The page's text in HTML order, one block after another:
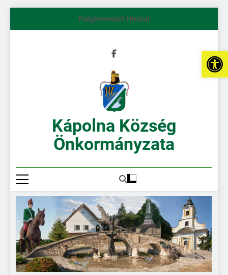
Polgármesteri Hivatal
Kápolna Község
Önkormányzata